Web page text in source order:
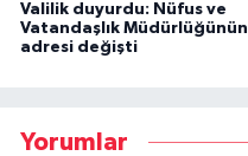
Valilik duyurdu: Nüfus ve
Vatandaşlık Müdürlüğünün
adresi değişti
Yorumlar